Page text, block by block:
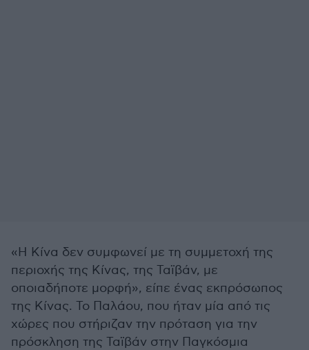
«Η Κίνα δεν συμφωνεί με τη συμμετοχή της
περιοχής της Κίνας, της Ταϊβάν, με
οποιαδήποτε μορφή», είπε ένας εκπρόσωπος
της Κίνας. Το Παλάου, που ήταν μία από τις
χώρες που στήριζαν την πρόταση για την
πρόσκληση της Ταϊβάν στην Παγκόσμια